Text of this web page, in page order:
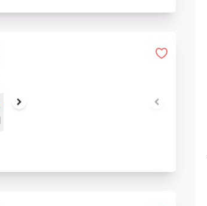
1 of 9